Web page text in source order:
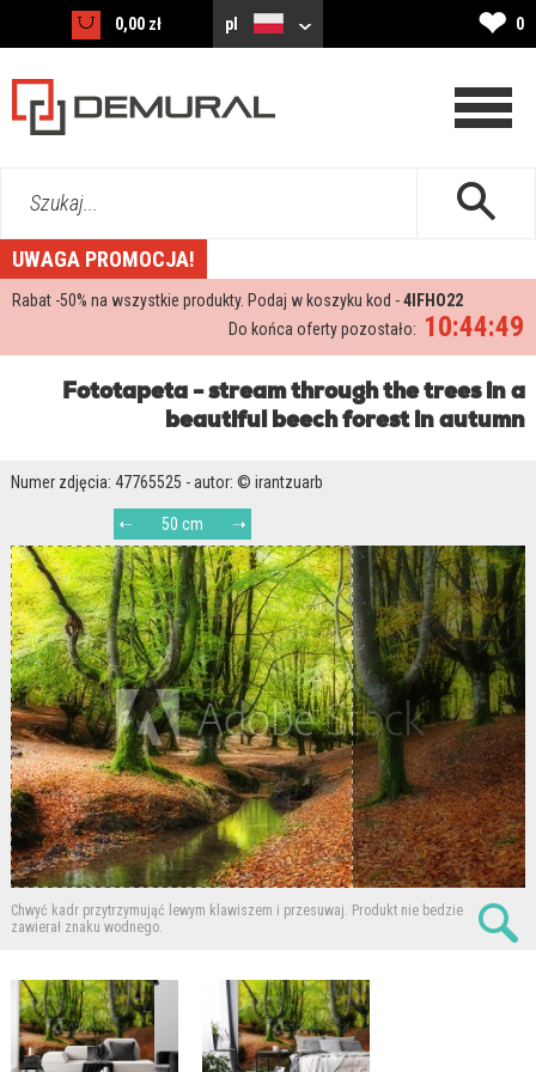
0,00 zł pl ❤ 0
Szukaj...
UWAGA PROMOCJA!
Rabat -50% na wszystkie produkty. Podaj w koszyku kod -4IFHO22
10:44:49
Do końca oferty pozostało:
Fototapeta - stream through the trees in a
beautiful beech forest in autumn
Numer zdjęcia: 47765525 - autor: © irantzuarb
50 cm
Chwyć kadr przytrzymująć lewym klawiszem i przesuwaj. Produkt nie bedzie
zawierał znaku wodnego.